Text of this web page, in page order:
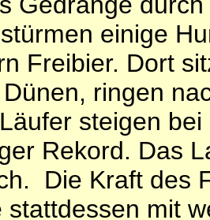
einige
Freibier. Dort
ringen
steigen
Rekord. Das
Die Kraft des
stattdessen mit